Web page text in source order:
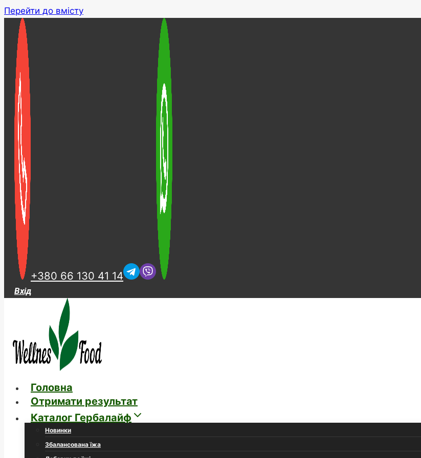
Перейти до вмісту
+380 66 130 41 14
Вхід
Головна
Отримати результат
Каталог Гербалайф
Новинки
Збалансована їжа